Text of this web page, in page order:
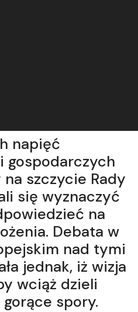
napięć
gospodarczych
szczycie Rady
się wyznaczyć
na
Debata w
nad tymi
jednak, iż wizja
wciąż dzieli
spory.